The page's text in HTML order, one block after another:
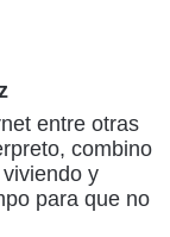
entre otras
combino
y
para que no